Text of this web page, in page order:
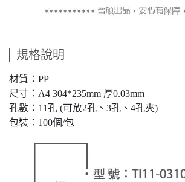
規格說明
材質：PP
尺寸：A4 304*235mm 厚0.03mm
孔數：11孔 (可放2孔、3孔、4孔夾)
包裝：100個/包